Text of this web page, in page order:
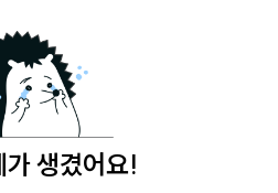
생겼어요!